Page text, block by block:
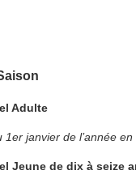
Adulte
janvier de l’année en
Jeune de dix à seize